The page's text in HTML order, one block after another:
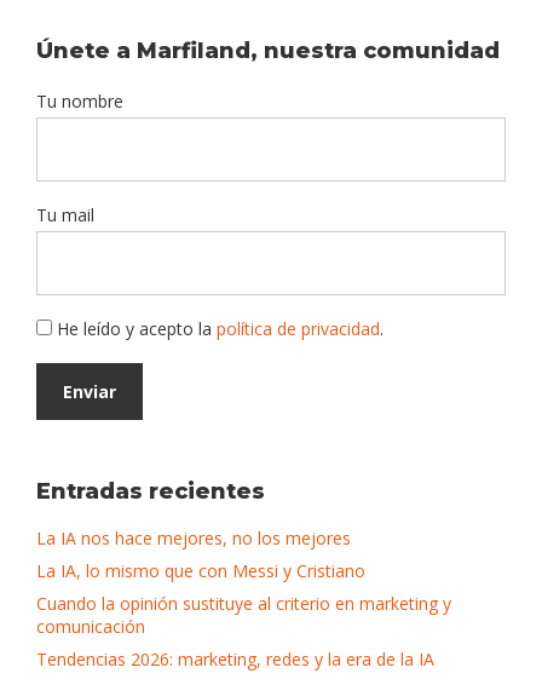
Únete a Marfiland, nuestra comunidad
Tu nombre
Tu mail
He leído y acepto la política de privacidad.
Entradas recientes
La IA nos hace mejores, no los mejores
La IA, lo mismo que con Messi y Cristiano
Cuando la opinión sustituye al criterio en marketing y
comunicación
Tendencias 2026: marketing, redes y la era de la IA